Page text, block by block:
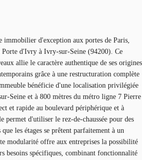
immobilier d'exception aux portes de Paris,
d'Ivry à Ivry-sur-Seine (94200). Ce
allie le caractère authentique de ses origines
grâce à une restructuration complète
bénéficie d'une localisation privilégiée
Seine et à 800 mètres du métro ligne 7 Pierre
et rapide au boulevard périphérique et à
d'utiliser le rez-de-chaussée pour des
les étages se prêtent parfaitement à un
modularité offre aux entreprises la possibilité
besoins spécifiques, combinant fonctionnalité